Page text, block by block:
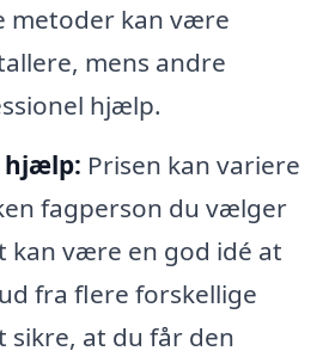
metoder kan være
mens andre
hjælp.
hjælp: Prisen kan variere
fagperson du vælger
kan være en god idé at
fra flere forskellige
at du får den